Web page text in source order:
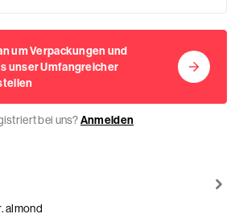
um Verpackungen und
unser Umfangreicher
bei uns?Anmelden
almond